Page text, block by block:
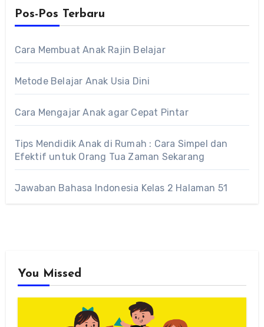
Pos-Pos Terbaru
Cara Membuat Anak Rajin Belajar
Metode Belajar Anak Usia Dini
Cara Mengajar Anak agar Cepat Pintar
Tips Mendidik Anak di Rumah : Cara Simpel dan
Efektif untuk Orang Tua Zaman Sekarang
Jawaban Bahasa Indonesia Kelas 2 Halaman 51
You Missed